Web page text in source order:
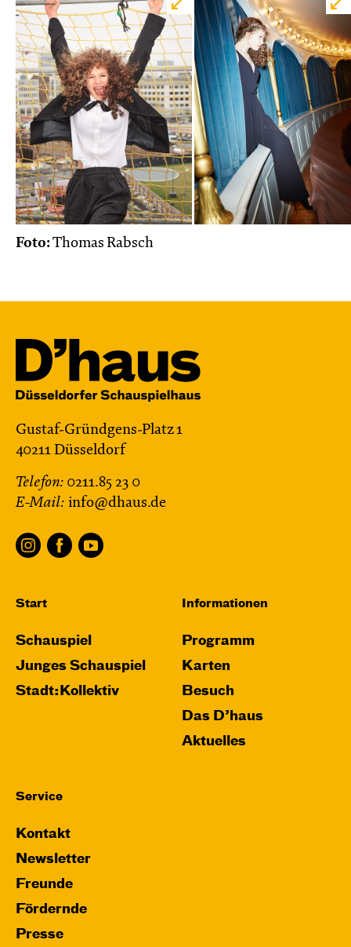
Foto:Thomas Rabsch
Gustaf-Gründgens-Platz 1
40211 Düsseldorf
Telefon: 0211.85 23 0
E-Mail: info@dhaus.de
Start
Schauspiel
Junges Schauspiel
Stadt:Kollektiv
Informationen
Programm
Karten
Besuch
Das D’haus
Aktuelles
Service
Kontakt
Newsletter
Freunde
Fördernde
Presse